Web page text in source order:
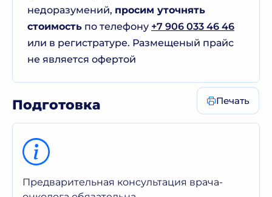
недоразумений, просим уточнять
стоимость по телефону +7 906 033 46 46
или в регистратуре. Размещеный прайс
не является офертой
Подготовка Печать
Предварительная консультация врача-